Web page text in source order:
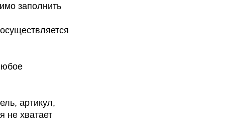
заполнить
артикул,
не хватает